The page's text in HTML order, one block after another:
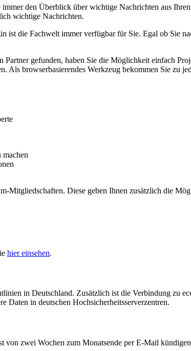
den Überblick über wichtige Nachrichten aus
wichtige Nachrichten.
die Fachwelt immer verfügbar für Sie. Egal ob Sie
gefunden, haben Sie die Möglichkeit einfach
Als browserbasierendes Werkzeug bekommen Sie zu
Mitgliedschaften. Diese geben Ihnen zusätzlich die
hier einsehen.
in Deutschland. Zusätzlich ist die Verbindung zu
Daten in deutschen Hochsicherheitsserverzentren.
zwei Wochen zum Monatsende per E-Mail